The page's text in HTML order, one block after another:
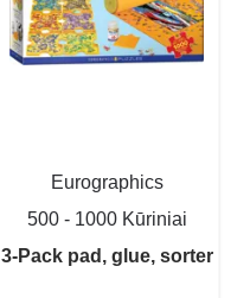
Eurographics
500 - 1000 Kūriniai
3-Pack pad, glue, sorter